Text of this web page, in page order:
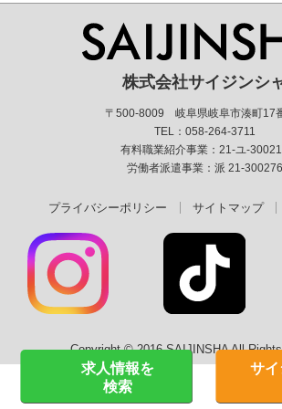
株式会社サイジンシ
〒500-8009 岐阜県岐阜市湊町17
TEL：058-264-3711
有料職業紹介事業：21-ユ-
労働者派遣事業：派 21-300276
プライバシーポリシー サイトマップ
Copyright © 2016 SAIJINSHA All
求人情報を
検索
サ